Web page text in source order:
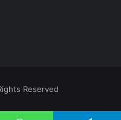
Reserved